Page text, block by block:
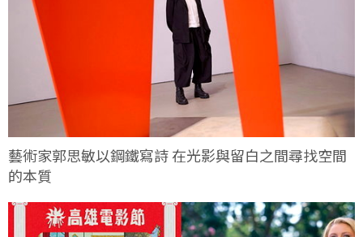
藝術家郭思敏以鋼鐵寫詩 在光影與留白之間尋找空間
的本質